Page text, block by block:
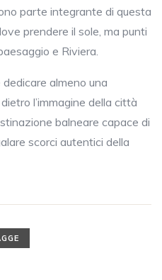
parte integrante di questa
prendere il sole, ma punti
e Riviera.
almeno una
l’immagine della città
balneare capace di
scorci autentici della